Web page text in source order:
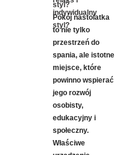
styl?
Pokój nastolatka
to nie tylko
przestrzeń do
spania, ale istotne
miejsce, które
powinno wspierać
jego rozwój
osobisty,
edukacyjny i
społeczny.
Właściwe